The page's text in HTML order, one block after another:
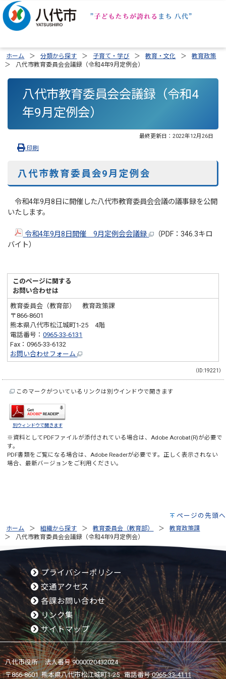
ホーム 分類から探す 子育て・学び 教育・文化
教育政策
八代市教育委員会会議録（令和4年9月定例会）
八代市教育委員会会議録（令和4
年9月定例会）
最終更新日： 2022年12月26日
印刷
八代市教育委員会9月定例会
令和4年9月8日に開催した八代市教育委員会会議の議事録を公開
いたします。
令和4年9月8日開催 9月定例会会議録
（PDF：346.3キロ
バイト）
このページに関する
お問い合わせは
教育委員会（教育部） 教育政策課
〒866-8601
熊本県八代市松江城町1-25 4階
電話番号：0965-33-6131
Fax：0965-33-6132
お問い合わせフォーム
（ID:19221）
このマークがついているリンクは別ウインドウで開きます
別ウィンドウで開きます
※資料としてPDFファイルが添付されている場合は、 Adobe Acrobat(R)が必要で
す。
PDF書類をご覧になる場合は、 Adobe Readerが必要です。正しく表示されない
場合、最新バージョンをご利用ください。
ページの先頭へ
ホーム 組織から探す 教育委員会（教育部）
教育政策課
八代市教育委員会会議録（令和4年9月定例会）
プライバシーポリシー
交通アクセス
各課お問い合わせ
リンク集
サイトマップ
八代市役所 法人番号 9000020432024
〒866-8601 熊本県八代市松江城町1-25 電話番号:0965-33-4111